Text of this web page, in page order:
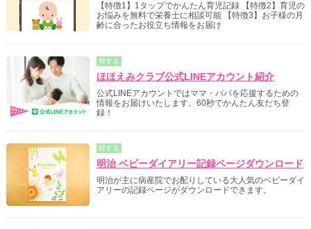
【特徴1】1タップでかんたん育児記録 【特徴2】育児の
お悩みを無料で栄養士に相談可能 【特徴3】お子様の月
齢に合ったお役立ち情報をお届け
得する
ほほえみクラブ公式LINEアカウント紹介
公式LINEアカウントではママ・パパを応援するための
情報をお届けいたします。60秒でかんたん友だち登
録！
得する
明治 ベビーダイアリー記録ページダウンロード
明治が主に病産院でお配りしている大人気のベビーダイ
アリーの記録ページがダウンロードできます。